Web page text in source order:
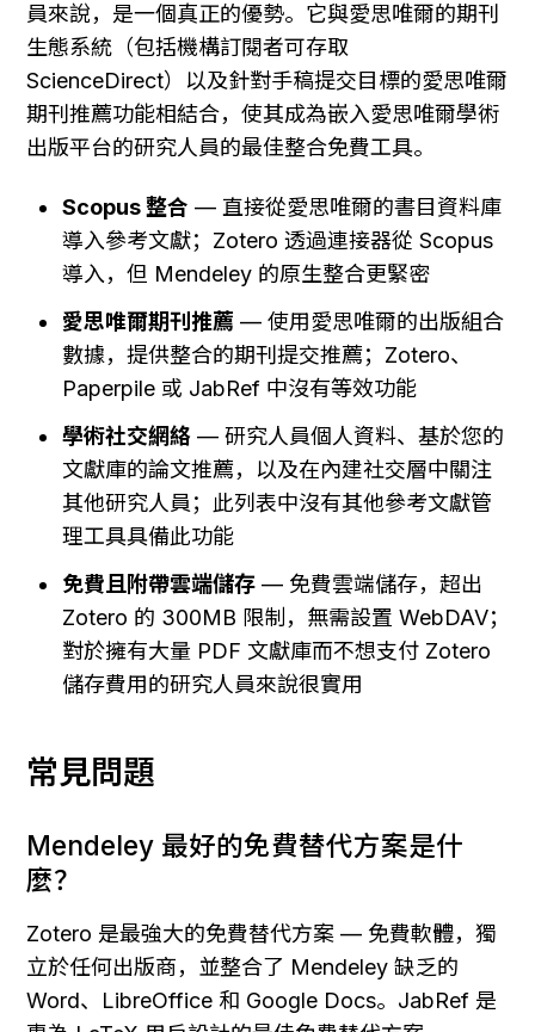
員來說，是一個真正的優勢。它與愛思唯爾的期刊
生態系統（包括機構訂閱者可存取
ScienceDirect）以及針對手稿提交目標的愛思唯爾
期刊推薦功能相結合，使其成為嵌入愛思唯爾學術
出版平台的研究人員的最佳整合免費工具。
Scopus 整合 — 直接從愛思唯爾的書目資料庫
導入參考文獻；Zotero 透過連接器從 Scopus
導入，但 Mendeley 的原生整合更緊密
愛思唯爾期刊推薦 — 使用愛思唯爾的出版組合
數據，提供整合的期刊提交推薦；Zotero、
Paperpile 或 JabRef 中沒有等效功能
學術社交網絡 — 研究人員個人資料、基於您的
文獻庫的論文推薦，以及在內建社交層中關注
其他研究人員；此列表中沒有其他參考文獻管
理工具具備此功能
免費且附帶雲端儲存 — 免費雲端儲存，超出
Zotero 的 300MB 限制，無需設置 WebDAV；
對於擁有大量 PDF 文獻庫而不想支付 Zotero
儲存費用的研究人員來說很實用
常見問題
Mendeley 最好的免費替代方案是什
麼？
Zotero 是最強大的免費替代方案 — 免費軟體，獨
立於任何出版商，並整合了 Mendeley 缺乏的
Word、LibreOffice 和 Google Docs。JabRef 是